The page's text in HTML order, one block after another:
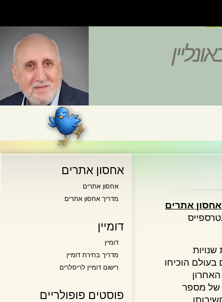
אתרים
הוכיחו
מספר
אחסון אתרים
אחסון אתרים
מדריך אחסון אתרים
דומיין
דומיין
מדריך בחירת דומיין
רישום דומיין לריסלרים
פוסטים פופולריים